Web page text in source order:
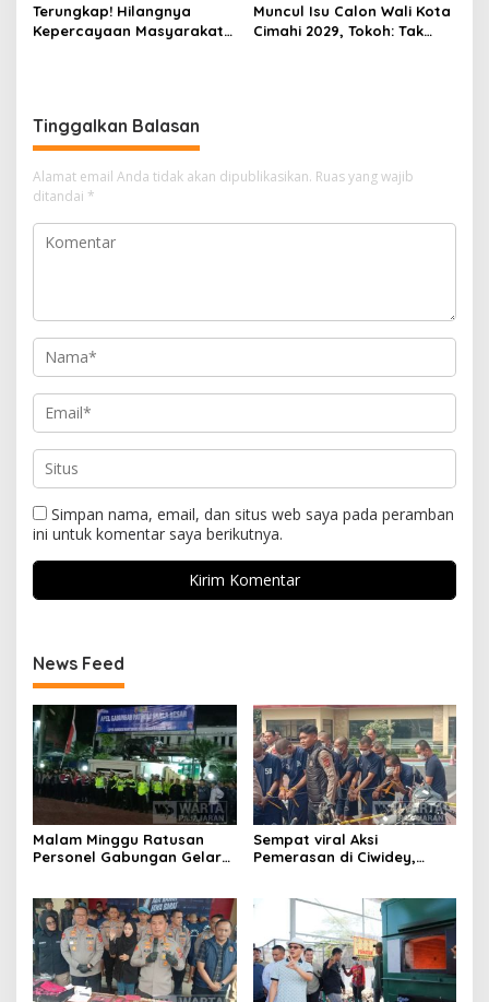
Terungkap! Hilangnya
Kepercayaan Masyarakat
Muncul Isu Calon Wali Kota
Cimahi 2029, Tokoh: Tak
Tinggalkan Balasan
Alamat email Anda tidak akan dipublikasikan. Ruas yang wajib
ditandai *
Simpan nama, email, dan situs web saya pada peramban
ini untuk komentar saya berikutnya.
News Feed
Malam Minggu Ratusan
Personel Gabungan Gelar
Sempat viral Aksi
Pemerasan di Ciwidey,